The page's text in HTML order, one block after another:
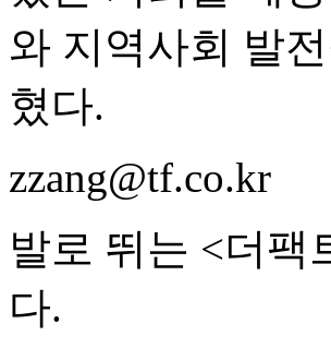
와 지역사회 발
혔다.
zzang@tf.co.kr
발로 뛰는 <더팩
다.